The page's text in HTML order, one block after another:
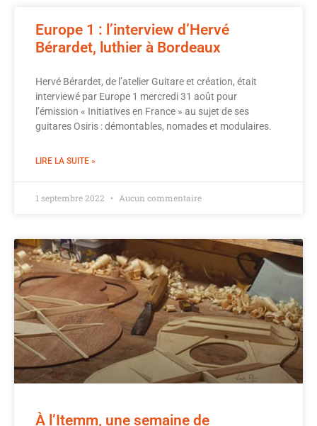
Europe 1 : l’interview d’Hervé
Bérardet, luthier à Bordeaux
Hervé Bérardet, de l’atelier Guitare et création, était
interviewé par Europe 1 mercredi 31 août pour
l’émission « Initiatives en France » au sujet de ses
guitares Osiris : démontables, nomades et modulaires.
LIRE LA SUITE »
1 septembre 2022 Aucun commentaire
À l’Itemm, une semaine de